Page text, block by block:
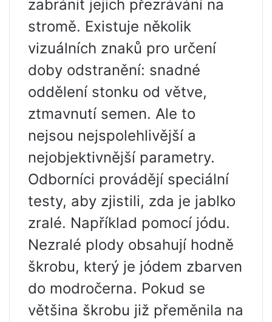
zabránit jejich přezrávání na
stromě. Existuje několik
vizuálních znaků pro určení
doby odstranění: snadné
oddělení stonku od větve,
ztmavnutí semen. Ale to
nejsou nejspolehlivější a
nejobjektivnější parametry.
Odborníci provádějí speciální
testy, aby zjistili, zda je jablko
zralé. Například pomocí jódu.
Nezralé plody obsahují hodně
škrobu, který je jódem zbarven
do modročerna. Pokud se
většina škrobu již přeměnila na